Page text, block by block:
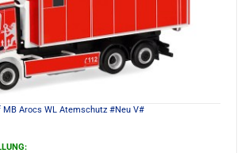
MB Arocs WL Atemschutz #Neu V#